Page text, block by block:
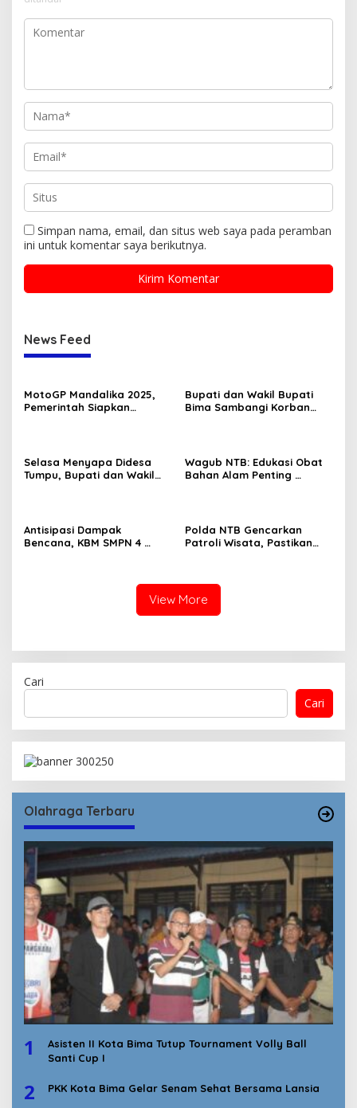
Simpan nama, email, dan situs web saya pada peramban
ini untuk komentar saya berikutnya.
News Feed
MotoGP Mandalika 2025,
Pemerintah Siapkan
Bupati dan Wakil Bupati
Bima Sambangi Korban
Selasa Menyapa Didesa
Tumpu, Bupati dan Wakil
Wagub NTB: Edukasi Obat
Bahan Alam Penting
Antisipasi Dampak
Bencana, KBM SMPN 4
Polda NTB Gencarkan
Patroli Wisata, Pastikan
View More
Cari
Cari
Olahraga Terbaru
1
Asisten II Kota Bima Tutup Tournament Volly Ball
Santi Cup I
2 PKK Kota Bima Gelar Senam Sehat Bersama Lansia